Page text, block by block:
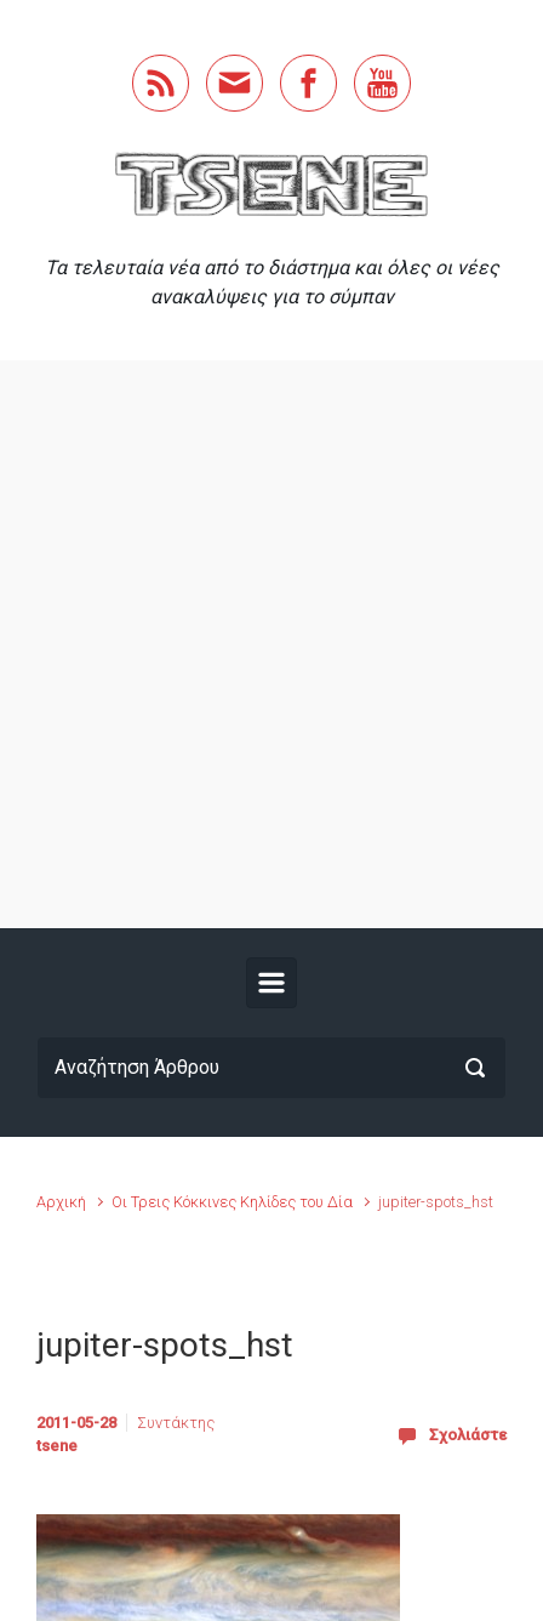
Τα τελευταία νέα από το διάστημα και όλες οι νέες
ανακαλύψεις για το σύμπαν
Αρχική Οι Τρεις Κόκκινες Κηλίδες του Δία jupiter-spots_hst
jupiter-spots_hst
2011-05-28
Συντάκτης
tsene
Σχολιάστε